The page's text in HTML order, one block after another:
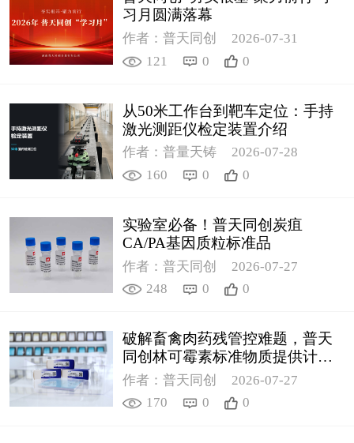
习月圆满落幕
作者：普天同创
2026-07-31
121
0 0
从50米工作台到靶车定位：手持
激光测距仪检定装置介绍
作者：普量天铸
2026-07-28
160
0 0
实验室必备！普天同创炭疽
CA/PA基因质粒标准品
作者：普天同创
2026-07-27
248
0 0
破解畜禽肉药残管控难题，普天
同创林可霉素标准物质提供计量
支撑
作者：普天同创
2026-07-27
170
0 0